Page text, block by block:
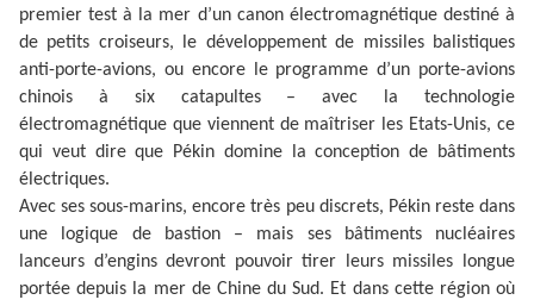
premier test à la mer d’un canon électromagnétique destiné à
de petits croiseurs, le développement de missiles balistiques
anti-porte-avions, ou encore le programme d’un porte-avions
chinois à six catapultes – avec la technologie
électromagnétique que viennent de maîtriser les Etats-Unis, ce
qui veut dire que Pékin domine la conception de bâtiments
électriques.
Avec ses sous-marins, encore très peu discrets, Pékin reste dans
une logique de bastion – mais ses bâtiments nucléaires
lanceurs d’engins devront pouvoir tirer leurs missiles longue
portée depuis la mer de Chine du Sud. Et dans cette région où